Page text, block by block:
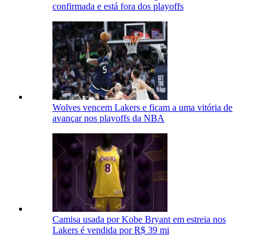
confirmada e está fora dos playoffs
Wolves vencem Lakers e ficam a uma vitória de
avançar nos playoffs da NBA
Camisa usada por Kobe Bryant em estreia nos
Lakers é vendida por R$ 39 mi